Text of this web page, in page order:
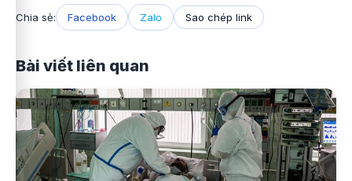
Chia sẻ: Facebook Zalo Sao chép link
Bài viết liên quan